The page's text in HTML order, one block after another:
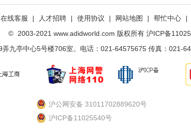
在线客服 | 人才招聘 | 使用协议 | 网站地图 | 帮忙中心 |
©
2003-2021 www.adidworld.com 版权所有 沪ICP备
九亭中心5号楼706室。电话：021-64575675 传真：021-
沪公网安备 31011702889620号
沪ICP备11025540号